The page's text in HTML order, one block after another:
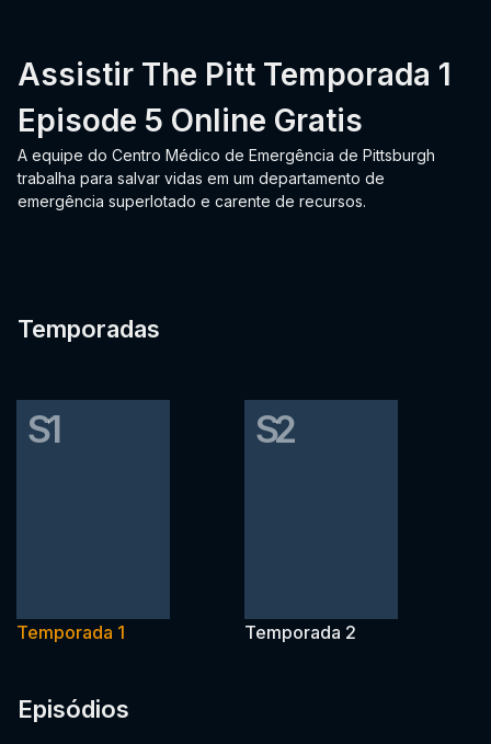
Assistir The Pitt Temporada 1
Episode 5 Online Gratis
A equipe do Centro Médico de Emergência de Pittsburgh
trabalha para salvar vidas em um departamento de
emergência superlotado e carente de recursos.
Temporadas
S1
Temporada 1
S2
Temporada 2
Episódios